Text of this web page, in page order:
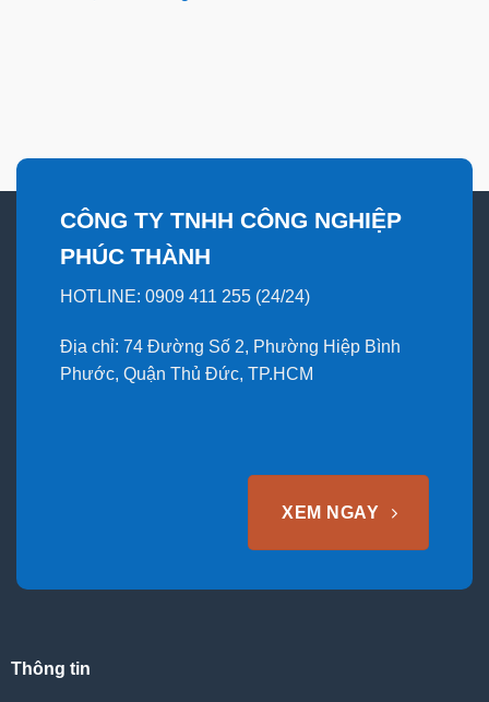
CÔNG TY TNHH CÔNG NGHIỆP
PHÚC THÀNH
HOTLINE: 0909 411 255 (24/24)
Địa chỉ: 74 Đường Số 2, Phường Hiệp Bình
Phước, Quận Thủ Đức, TP.HCM
XEM NGAY
Thông tin